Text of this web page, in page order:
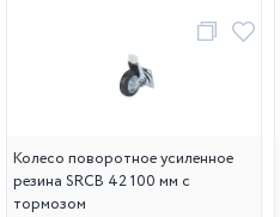
Колесо поворотное усиленное
резина SRCB 42 100 мм с
тормозом